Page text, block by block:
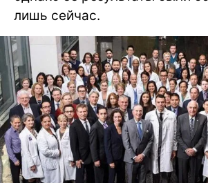
лишь сейчас.